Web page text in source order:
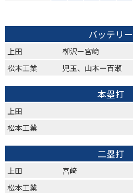
バッテリー
上田
栁沢ー宮﨑
松本工業
児玉、山本ー百瀬
本塁打
上田
松本工業
二塁打
上田
宮﨑
松本工業